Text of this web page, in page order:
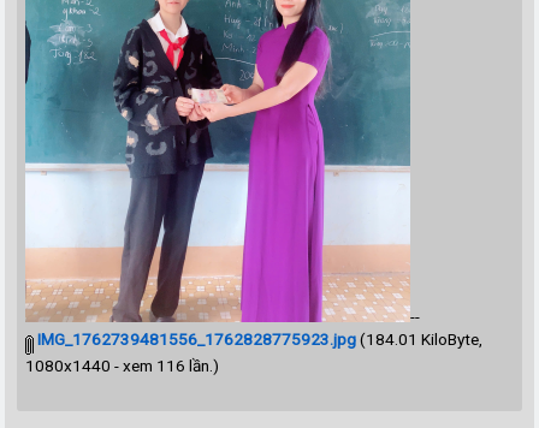
--
IMG_1762739481556_1762828775923.jpg(184.01 KiloByte,
1080x1440 - xem 116 lần.)